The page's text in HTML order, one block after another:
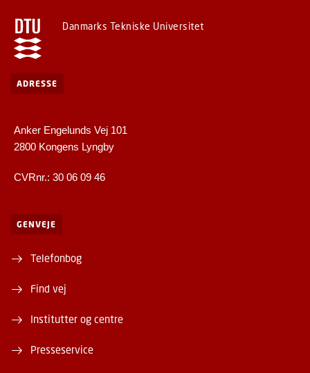
Danmarks Tekniske Universitet
ADRESSE
Anker Engelunds Vej 101
2800 Kongens Lyngby
CVRnr.: 30 06 09 46
GENVEJE
Telefonbog
Find vej
Institutter og centre
Presseservice